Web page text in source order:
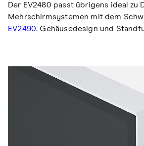
Der EV2480 passt übrigens ideal zu
Mehrschirmsystemen mit dem
EV2490. Gehäusedesign und